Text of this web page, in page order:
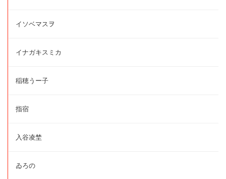
イソベマスヲ
イナガキスミカ
稲穂うー子
指宿
入谷凌埜
ゐろの